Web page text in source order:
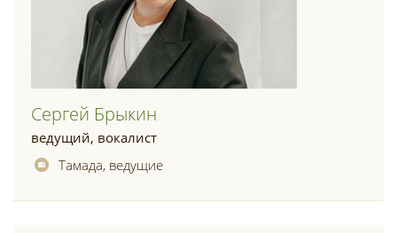
Сергей Брыкин
ведущий, вокалист
Тамада, ведущие